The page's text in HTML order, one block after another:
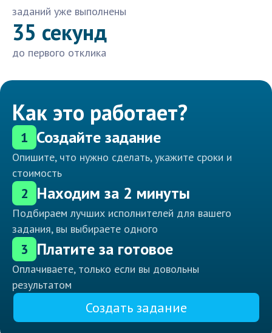
заданий уже выполнены
35 секунд
до первого отклика
Как это работает?
1 Создайте задание
Опишите, что нужно сделать, укажите сроки и
стоимость
2 Находим за 2 минуты
Подбираем лучших исполнителей для вашего
задания, вы выбираете одного
3 Платите за готовое
Оплачиваете, только если вы довольны
результатом
Создать задание